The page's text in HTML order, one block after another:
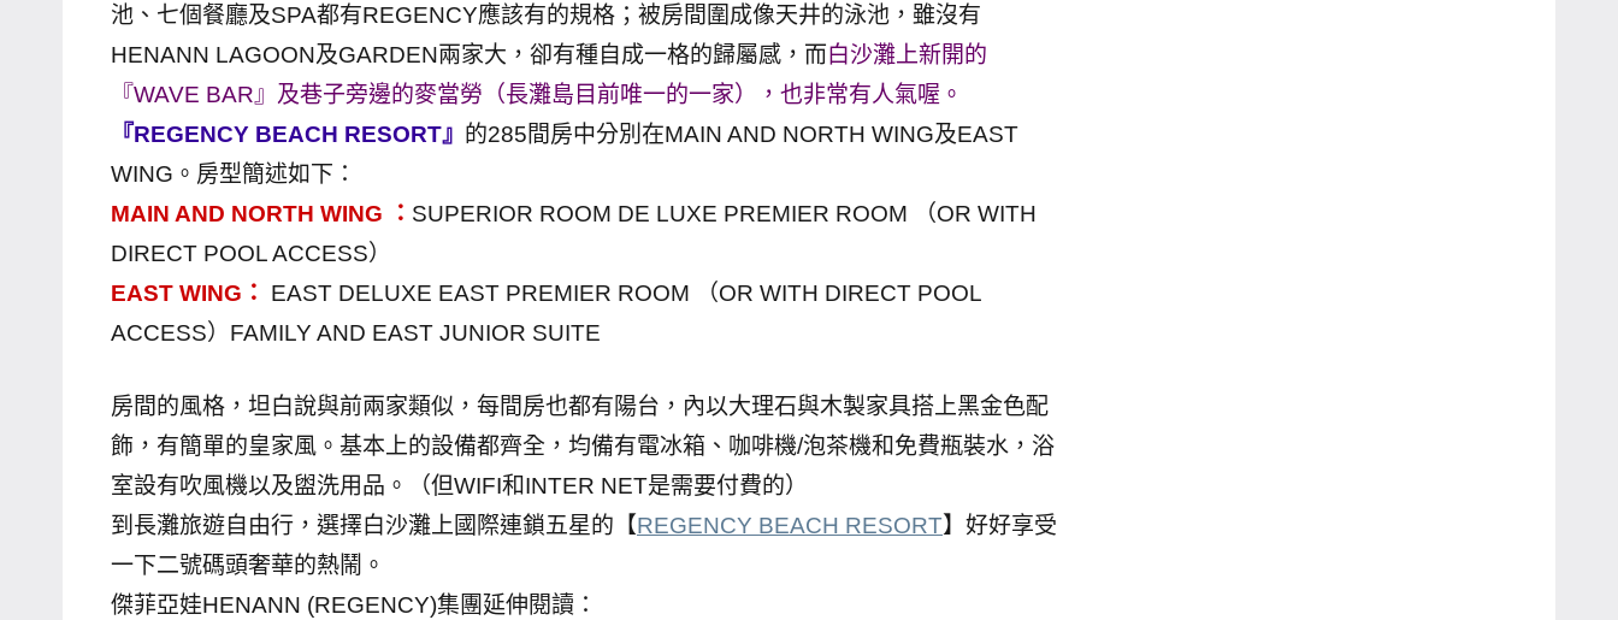
節
目
主
持、
窟
泰
國
旅
書
者、
各
發
表
會
池、七個餐廳及SPA都有REGENCY應該有的規格；被房間圍成像天井的泳池，雖沒有
HENANN LAGOON及GARDEN兩家大，卻有種自成一格的歸屬感，而白沙灘上新開的
『WAVE BAR』及巷子旁邊的麥當勞（長灘島目前唯一的一家），也非常有人氣喔。
『REGENCY BEACH RESORT』 的285間房中分別在MAIN AND NORTH WING及EAST
WING。房型簡述如下：
MAIN AND NORTH WING ： SUPERIOR ROOM DE LUXE PREMIER ROOM （OR WITH
DIRECT POOL ACCESS）
EAST WING：
EAST DELUXE EAST PREMIER ROOM （OR WITH DIRECT POOL
ACCESS）FAMILY AND EAST JUNIOR SUITE
房間的風格，坦白說與前兩家類似，每間房也都有陽台，內以大理石與木製家具搭上黑金色配
飾，有簡單的皇家風。基本上的設備都齊全，均備有電冰箱、咖啡機/泡茶機和免費瓶裝水，浴
室設有吹風機以及盥洗用品。（但WIFI和INTER NET是需要付費的）
到長灘旅遊自由行，選擇白沙灘上國際連鎖五星的【REGENCY BEACH RESORT】好好享受
一下二號碼頭奢華的熱鬧。
傑菲亞娃HENANN (REGENCY)集團延伸閱讀：